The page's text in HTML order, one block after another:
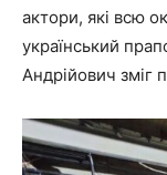
актори, які всю
український
Андрійович зміг